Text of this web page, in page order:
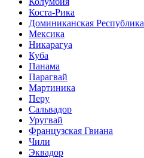
Коста-Рика
Доминиканская Республика
Мексика
Никарагуа
Куба
Панама
Парагвай
Мартиника
Перу
Сальвадор
Уругвай
Французская Гвиана
Чили
Эквадор